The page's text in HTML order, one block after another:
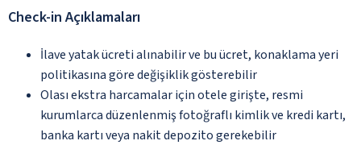
Check-in Açıklamaları
İlave yatak ücreti alınabilir ve bu ücret, konaklama yeri
politikasına göre değişiklik gösterebilir
Olası ekstra harcamalar için otele girişte, resmi
kurumlarca düzenlenmiş fotoğraflı kimlik ve kredi kartı,
banka kartı veya nakit depozito gerekebilir